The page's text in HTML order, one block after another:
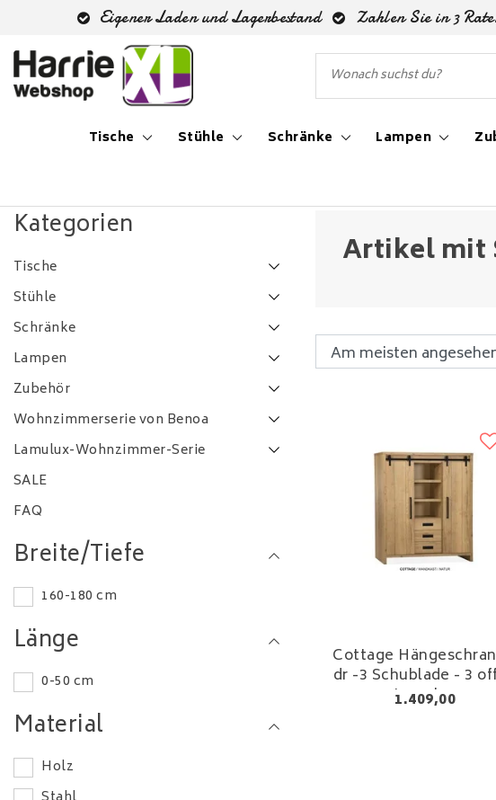
Eigener Laden und Lagerbestand Zahlen Sie in 3
Tische Stühle Schränke Lampen
Kategorien
Tische
Stühle
Schränke
Lampen
Zubehör
Wohnzimmerserie von Benoa
Lamulux-Wohnzimmer-Serie
SALE
FAQ
Breite/Tiefe
160-180 cm
Länge
0-50 cm
Material
Holz
Artikel mit
Cottage
dr -3 Schublade - 3
Lamulux
1.409,00